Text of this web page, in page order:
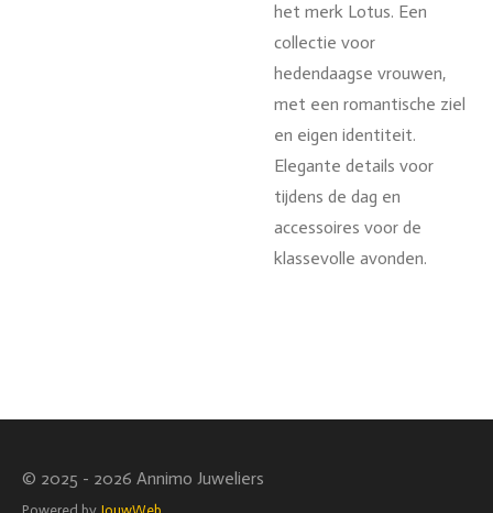
het merk Lotus. Een
collectie voor
hedendaagse vrouwen,
met een romantische ziel
en eigen identiteit.
Elegante details voor
tijdens de dag en
accessoires voor de
klassevolle avonden.
© 2025 - 2026 Annimo Juweliers